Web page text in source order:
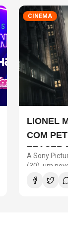
CINEMA
LIONEL
COM
TEASER
UM
A Sony
(30), um
Um Novo
Messi. O